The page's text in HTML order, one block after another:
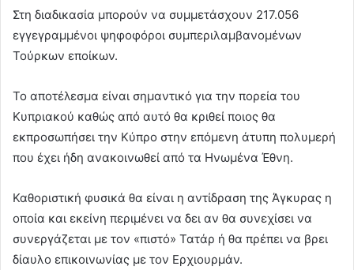
Στη διαδικασία μπορούν να συμμετάσχουν 217.056
εγγεγραμμένοι ψηφοφόροι συμπεριλαμβανομένων
Τούρκων εποίκων.
Το αποτέλεσμα είναι σημαντικό για την πορεία του
Κυπριακού καθώς από αυτό θα κριθεί ποιος θα
εκπροσωπήσει την Κύπρο στην επόμενη άτυπη πολυμερή
που έχει ήδη ανακοινωθεί από τα Ηνωμένα Έθνη.
Καθοριστική φυσικά θα είναι η αντίδραση της Άγκυρας η
οποία και εκείνη περιμένει να δει αν θα συνεχίσει να
συνεργάζεται με τον «πιστό» Τατάρ ή θα πρέπει να βρει
δίαυλο επικοινωνίας με τον Ερχιουρμάν.